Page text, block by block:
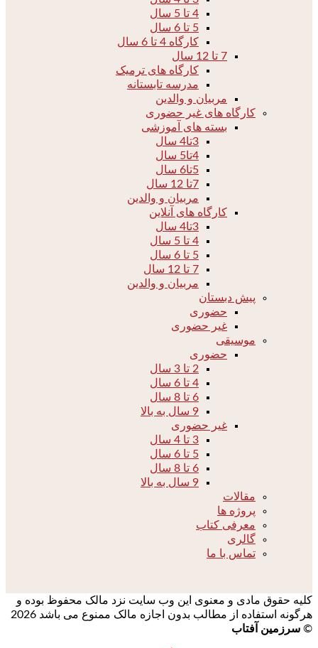
4 تا 5 سال
5 تا 6 سال
کارگاه 4 تا 6 سال
7 تا 12 سال
کارگاه های ترمیک
مدرسه تابستانه
مربیان و والدین
کارگاه های غیر حضوری
بسته های آموزشی
3تا4 سال
4تا5 سال
5تا6 سال
7تا 12 سال
مربیان و والدین
کارگاه های آنلاین
3تا4 سال
4 تا 5 سال
5 تا 6 سال
7 تا 12 سال
مربیان و والدین
پیش دبستان
حضوری
غیر حضوری
موسیقی
حضوری
2 تا 3 سال
4 تا 6 سال
6 تا 8 سال
9 سال به بالا
غیر حضوری
3 تا 4 سال
5 تا 6 سال
6 تا 8 سال
9 سال به بالا
مقالات
پروژه ها
معرفی کتاب
گالری
تماس با ما
کلیه حقوق مادی و معنوی این وب سایت نزد مالک محفوظ بوده و
هرگونه استفاده از مطالب بدون اجازه مالک ممنوع می باشد 2026
© سرزمین آفتاب